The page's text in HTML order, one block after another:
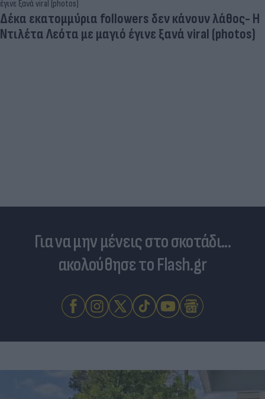
Για να μην μένεις στο σκοτάδι...
ακολούθησε το Flash.gr